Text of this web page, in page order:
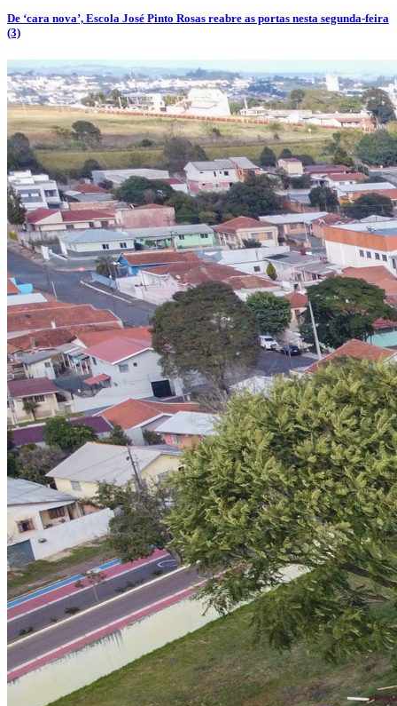
De ‘cara nova’, Escola José Pinto Rosas reabre as portas nesta segunda-feira
(3)